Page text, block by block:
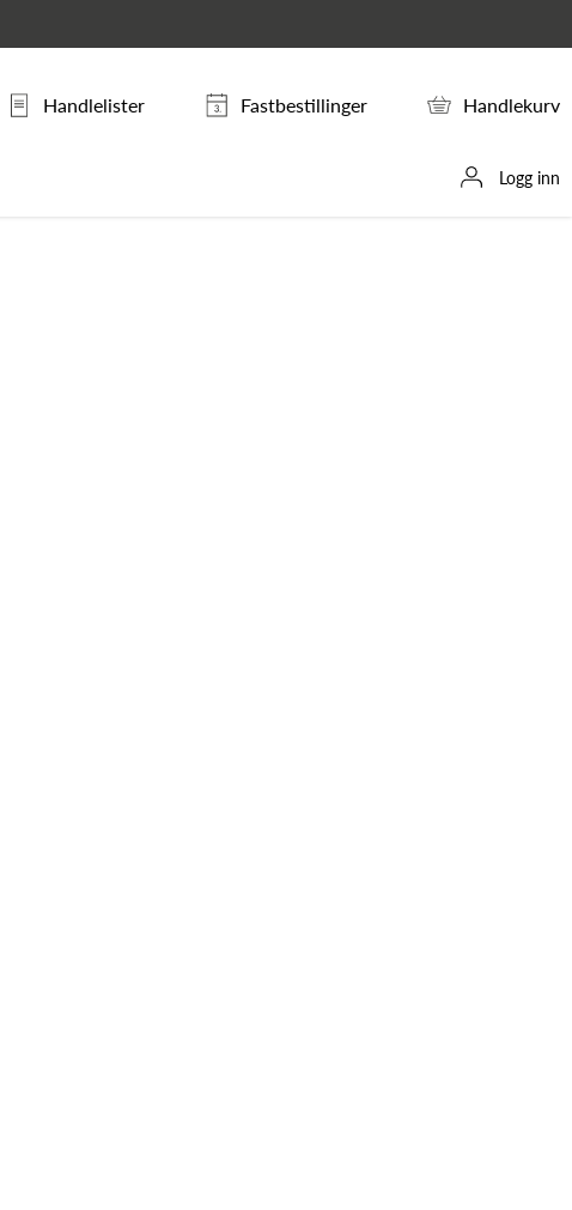
Handlelister Fastbestillinger Handlekurv
Logg inn